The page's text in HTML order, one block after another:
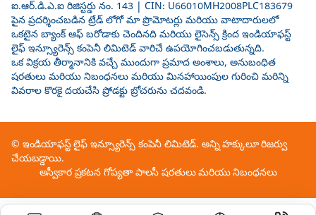
ఐ.ఆర్.డి.ఎ.ఐ రిజిస్టర్డు నం. 143 | CIN: U66010MH2008PLC183679
పైన ప్రదర్శించబడిన ట్రేడ్ లోగో మా ప్రొమోటర్లు మరియు వాటాదారులలో
ఒకటైన బ్యాంక్ ఆఫ్ బరోడాకు చెందినది మరియు లైసెన్స్ క్రింద ఇండియాఫస్ట్
లైఫ్ ఇన్స్యూరెన్స్ కంపెనీ లిమిటెడ్ వారిచే ఉపయోగించబడుతున్నది.
ఒక విక్రయ తీర్మానానికి వచ్చే ముందుగా ప్రమాద అంశాలు, అనుబంధిత
షరతులు మరియు నిబంధనలు మరియు మినహాయింపుల గురించి మరిన్ని
వివరాల కొరకై దయచేసి ప్రోడక్టు బ్రోచరును చదవండి.
© ఇండియాఫస్ట్ లైఫ్ ఇన్స్యూరెన్స్ కంపెనీ లిమిటెడ్. అన్ని హక్కులూ రిజర్వు
చేయబడ్డాయి.
అస్వీకార ప్రకటన గోప్యతా పాలసీ షరతులు మరియు నిబంధనలు